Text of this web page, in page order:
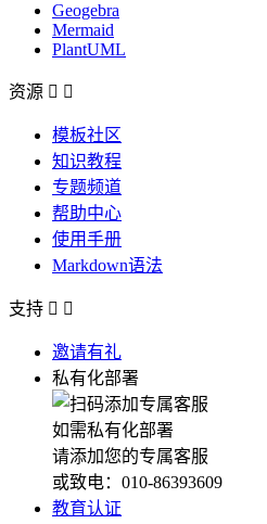
Geogebra
Mermaid
PlantUML
资源  
模板社区
知识教程
专题频道
帮助中心
使用手册
Markdown语法
支持  
邀请有礼
私有化部署
如需私有化部署
请添加您的专属客服
或致电：010-86393609
教育认证